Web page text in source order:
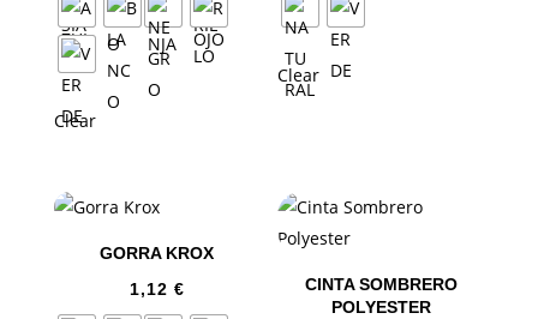
Clear
Clear
GORRA KROX
1,12 €
CINTA SOMBRERO
POLYESTER